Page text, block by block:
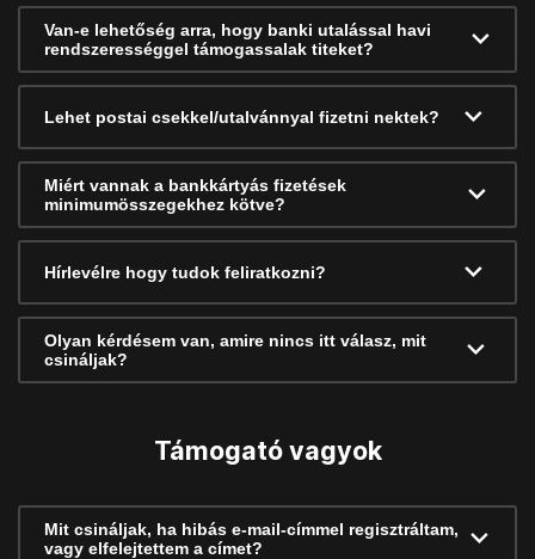
Van-e lehetőség arra, hogy banki utalással havi
rendszerességgel támogassalak titeket?
Lehet postai csekkel/utalvánnyal fizetni nektek?
Miért vannak a bankkártyás fizetések
minimumösszegekhez kötve?
Hírlevélre hogy tudok feliratkozni?
Olyan kérdésem van, amire nincs itt válasz, mit
csináljak?
Támogató vagyok
Mit csináljak, ha hibás e-mail-címmel regisztráltam,
vagy elfelejtettem a címet?